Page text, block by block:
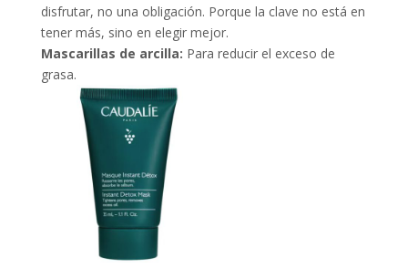
disfrutar, no una obligación. Porque la clave no está en
tener más, sino en elegir mejor.
Mascarillas de arcilla: Para reducir el exceso de
grasa.